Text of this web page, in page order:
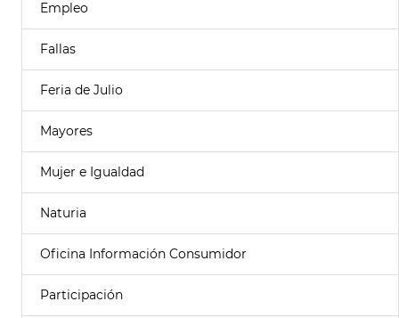
Empleo
Fallas
Feria de Julio
Mayores
Mujer e Igualdad
Naturia
Oficina Información Consumidor
Participación